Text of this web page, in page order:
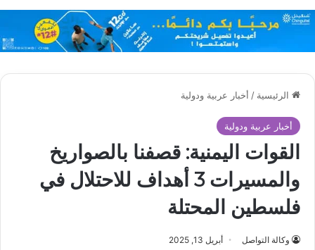
الرئيسية / أخبار عربية ودولية
أخبار عربية ودولية
القوات اليمنية: قصفنا بالصواريخ
والمسيرات 3 أهداف للاحتلال في
فلسطين المحتلة
وكالة التواصل أبريل 13, 2025